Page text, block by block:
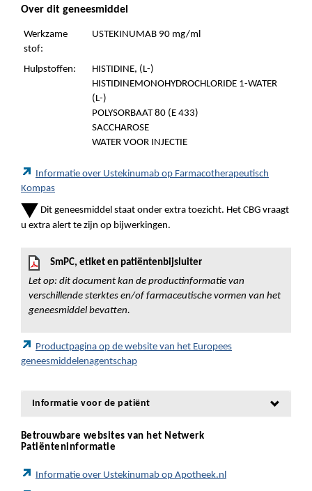
Over dit geneesmiddel
Werkzame
stof:
USTEKINUMAB 90 mg/ml
Hulpstoffen:
HISTIDINE, (L-)
HISTIDINEMONOHYDROCHLORIDE 1-WATER
(L-)
POLYSORBAAT 80 (E 433)
SACCHAROSE
WATER VOOR INJECTIE
Informatie over Ustekinumab op Farmacotherapeutisch
Kompas
Dit geneesmiddel staat onder extra toezicht. Het CBG vraagt
u extra alert te zijn op bijwerkingen.
SmPC, etiket en patiëntenbijsluiter
Let op: dit document kan de productinformatie van
verschillende sterktes en/of farmaceutische vormen van het
geneesmiddel bevatten.
Productpagina op de website van het Europees
geneesmiddelenagentschap
Informatie voor de patiënt
Betrouwbare websites van het Netwerk
Patiënteninformatie
Informatie over Ustekinumab op Apotheek.nl